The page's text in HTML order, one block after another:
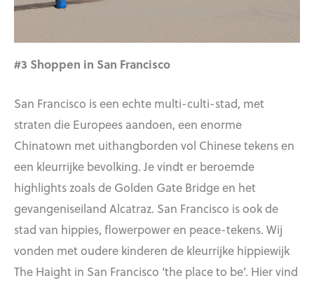
#3 Shoppen in San Francisco
San Francisco is een echte multi-culti-stad, met
straten die Europees aandoen, een enorme
Chinatown met uithangborden vol Chinese tekens en
een kleurrijke bevolking. Je vindt er beroemde
highlights zoals de Golden Gate Bridge en het
gevangeniseiland Alcatraz. San Francisco is ook de
stad van hippies, flowerpower en peace-tekens. Wij
vonden met oudere kinderen de kleurrijke hippiewijk
The Haight in San Francisco ‘the place to be’. Hier vind